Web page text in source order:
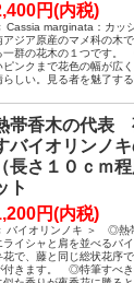
円(内税)
Cassia marginata：カ
アジア原産のマメ科の木
一群の花木の１つです
ピンクまで花色の幅が広
らしい。見る者を魅了す
帯香木の代表
バイオリンノ
（長さ１０ｃｍ
ト
円(内税)
バイオリンノキ ＞ ◎熱
ライシャと肩を並べるバ
花で、藤と同じ総状花序
付きます。 ◎特筆すべき